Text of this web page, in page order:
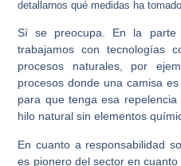
detallarnos qué medidas ha
Sí se preocupa. En la parte
trabajamos con tecnologías
procesos naturales, por
procesos donde una camisa
para que tenga esa
hilo natural sin elementos
En cuanto a responsabilidad
es pionero del sector en